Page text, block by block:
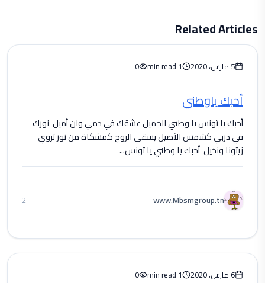
Related Articles
5 مارس، 2020 1 min read
0
أحبك ياوطني
أحبك يا تونس يا وطني الجميل عشقك في دمي ولن أميل نورك
في دربي كشمس الأصيل يسقي الروح كمشكاة من نور تروي
زيتونا ونخيل أحبك يا وطني يا تونس...
www.Mbsmgroup.tn
2
6 مارس، 2020 1 min read
0